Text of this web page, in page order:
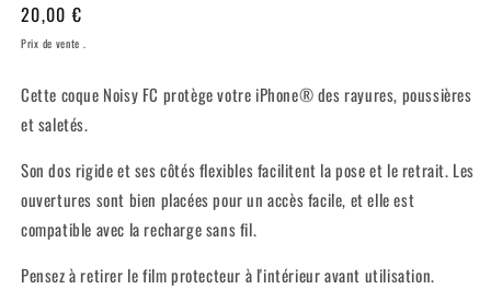
Prix
habituel
20,00 €
Prix de vente .
Cette coque Noisy FC protège votre iPhone® des rayures, poussières
et saletés.
Son dos rigide et ses côtés flexibles facilitent la pose et le retrait. Les
ouvertures sont bien placées pour un accès facile, et elle est
compatible avec la recharge sans fil.
Pensez à retirer le film protecteur à l'intérieur avant utilisation.